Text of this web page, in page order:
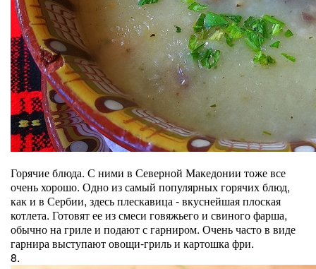
Горячие блюда. С ними в Северной Македонии тоже все
очень хорошо. Одно из самый популярных горячих блюд,
как и в Сербии, здесь плескавица - вкуснейшая плоская
котлета. Готовят ее из смеси говяжьего и свиного фарша,
обычно на гриле и подают с гарниром. Очень часто в виде
гарнира выступают овощи-гриль и картошка фри.
8.